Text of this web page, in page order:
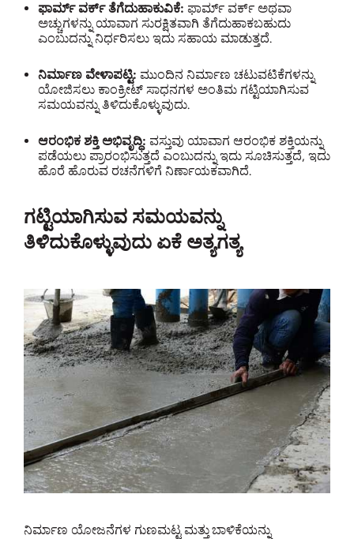
ಫಾರ್ಮ್ ವರ್ಕ್ ತೆಗೆದುಹಾಕುವಿಕೆ: ಫಾರ್ಮ್ ವರ್ಕ್ ಅಥವಾ
ಅಚ್ಚುಗಳನ್ನು ಯಾವಾಗ ಸುರಕ್ಷಿತವಾಗಿ ತೆಗೆದುಹಾಕಬಹುದು
ಎಂಬುದನ್ನು ನಿರ್ಧರಿಸಲು ಇದು ಸಹಾಯ ಮಾಡುತ್ತದೆ.
ನಿರ್ಮಾಣ ವೇಳಾಪಟ್ಟಿ: ಮುಂದಿನ ನಿರ್ಮಾಣ ಚಟುವಟಿಕೆಗಳನ್ನು
ಯೋಜಿಸಲು ಕಾಂಕ್ರೀಟ್ ಸಾಧನಗಳ ಅಂತಿಮ ಗಟ್ಟಿಯಾಗಿಸುವ
ಸಮಯವನ್ನು ತಿಳಿದುಕೊಳ್ಳುವುದು.
ಆರಂಭಿಕ ಶಕ್ತಿ ಅಭಿವೃದ್ಧಿ: ವಸ್ತುವು ಯಾವಾಗ ಆರಂಭಿಕ ಶಕ್ತಿಯನ್ನು
ಪಡೆಯಲು ಪ್ರಾರಂಭಿಸುತ್ತದೆ ಎಂಬುದನ್ನು ಇದು ಸೂಚಿಸುತ್ತದೆ, ಇದು
ಹೊರೆ ಹೊರುವ ರಚನೆಗಳಿಗೆ ನಿರ್ಣಾಯಕವಾಗಿದೆ.
ಗಟ್ಟಿಯಾಗಿಸುವ ಸಮಯವನ್ನು
ತಿಳಿದುಕೊಳ್ಳುವುದು ಏಕೆ ಅತ್ಯಗತ್ಯ
ನಿರ್ಮಾಣ ಯೋಜನೆಗಳ ಗುಣಮಟ್ಟ ಮತ್ತು ಬಾಳಿಕೆಯನ್ನು